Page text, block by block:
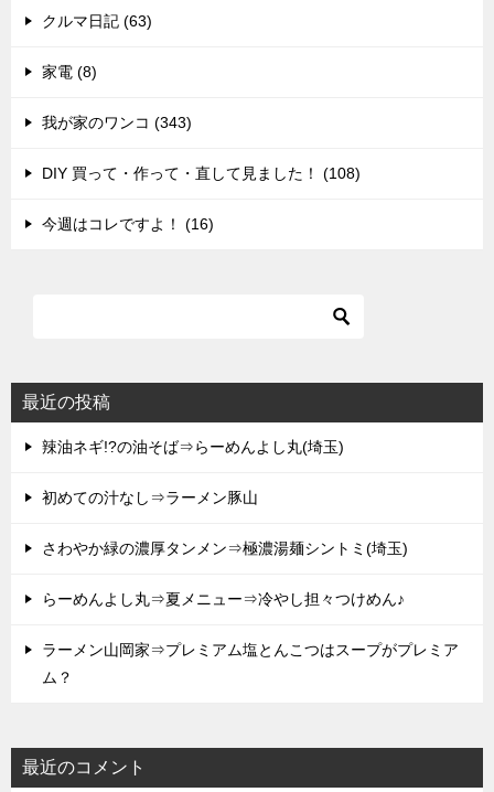
クルマ日記 (63)
家電 (8)
我が家のワンコ (343)
DIY 買って・作って・直して見ました！ (108)
今週はコレですよ！ (16)
最近の投稿
辣油ネギ!?の油そば⇒らーめんよし丸(埼玉)
初めての汁なし⇒ラーメン豚山
さわやか緑の濃厚タンメン⇒極濃湯麺シントミ(埼玉)
らーめんよし丸⇒夏メニュー⇒冷やし担々つけめん♪
ラーメン山岡家⇒プレミアム塩とんこつはスープがプレミア
ム？
最近のコメント